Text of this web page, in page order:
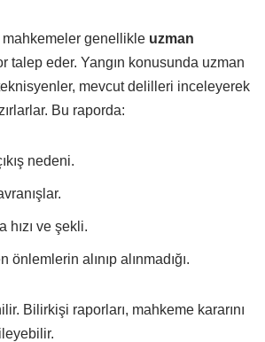
genellikle uzman
talep eder. Yangın konusunda uzman
mevcut delilleri inceleyerek
Bu raporda:
nedeni.
hızı ve şekli.
önlemlerin alınıp alınmadığı.
Bilirkişi raporları, mahkeme kararını